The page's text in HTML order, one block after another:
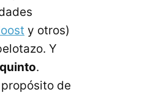
y otros)
Y
.
propósito de